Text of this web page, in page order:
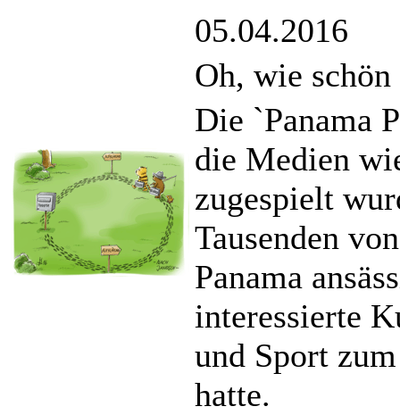
05.04.2016
Oh, wie
Die `Panama
die Medien
zugespielt
Tausenden
Panama
interessierte
und Sport
hatte.